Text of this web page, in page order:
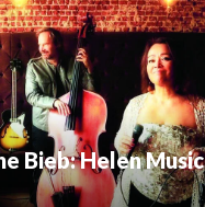
Bieb: Helen Music